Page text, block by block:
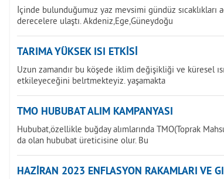
İçinde bulunduğumuz yaz mevsimi gündüz sıcaklıkları
derecelere ulaştı. Akdeniz,Ege,Güneydoğu
TARIMA YÜKSEK ISI ETKİSİ
Uzun zamandır bu köşede iklim değişikliği ve küresel
etkileyeceğini belrtmekteyiz. yaşamakta
TMO HUBUBAT ALIM KAMPANYASI
Hububat,özellikle buğday alımlarında TMO(Toprak
da olan hububat üreticisine olur. Bu
HAZİRAN 2023 ENFLASYON RAKAMLARI VE